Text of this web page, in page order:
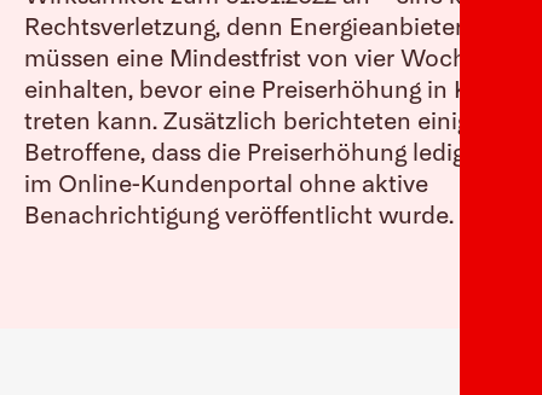
Rechtsverletzung, denn Energieanbieter
müssen eine Mindestfrist von vier Wochen
einhalten, bevor eine Preiserhöhung in Kraft
treten kann. Zusätzlich berichteten einige
Betroffene, dass die Preiserhöhung lediglich
im Online-Kundenportal ohne aktive
Benachrichtigung veröffentlicht wurde.